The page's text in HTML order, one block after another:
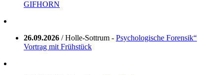
GIFHORN
26.09.2026 / Holle-Sottrum - Psychologische Forensik“
Vortrag mit Frühstück